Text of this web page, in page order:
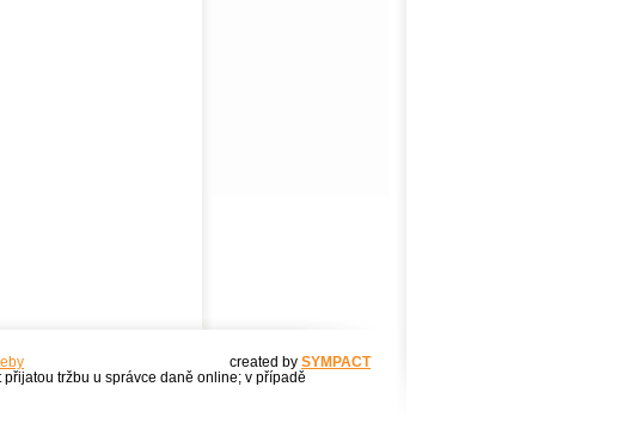
created by SYMPACT
tržbu u správce daně online; v případě